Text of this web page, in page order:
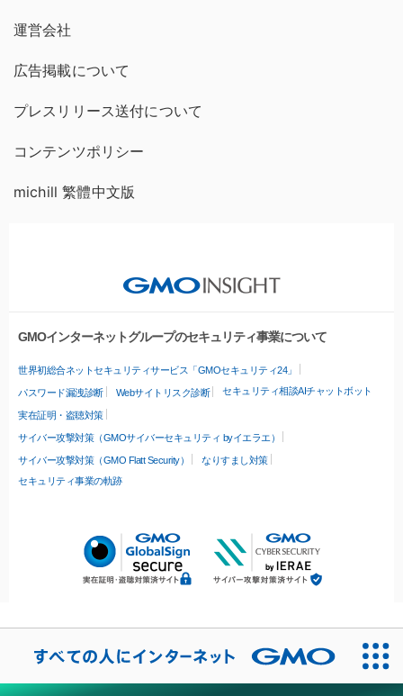
運営会社
広告掲載について
プレスリリース送付について
コンテンツポリシー
michill 繁體中文版
GMOインターネットグループのセキュリティ事業について
世界初総合ネットセキュリティサービス「GMOセキュリティ24」
パスワード漏洩診断 Webサイトリスク診断 セキュリティ相談AIチャットボット
実在証明・盗聴対策
サイバー攻撃対策（GMOサイバーセキュリティ byイエラエ）
サイバー攻撃対策（GMO Flatt Security）
なりすまし対策
セキュリティ事業の軌跡